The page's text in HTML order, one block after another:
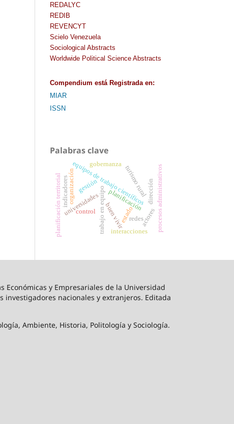
REDALYC
REDIB
REVENCYT
Scielo Venezuela
Sociological Abstracts
Worldwide Political Science Abstracts
Compendium está Registrada en:
MIAR
ISSN
Palabras clave
trabajo en equipo
equipos de trabajo científicos
universidades buen vivir
turismo rural
planificación territorial gestión
planificación
organización dirección
control
gobernanza
estadoredesactores
interacciones procesos administrativos
indicadores
Económicas y Empresariales de la Universidad
investigadores nacionales y extranjeros. Editada
Ambiente, Historia, Politología y Sociología.